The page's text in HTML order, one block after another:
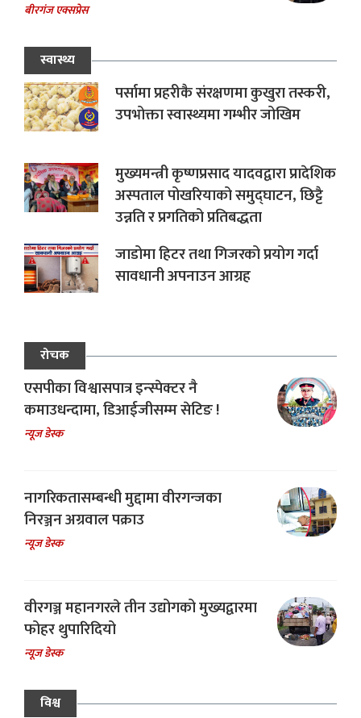
बीरगंज एक्सप्रेस
स्वास्थ्य
पर्सामा प्रहरीकै संरक्षणमा कुखुरा तस्करी,
उपभोक्ता स्वास्थ्यमा गम्भीर जोखिम
मुख्यमन्त्री कृष्णप्रसाद यादवद्वारा प्रादेशिक
अस्पताल पोखरियाको समुद्घाटन, छिट्टै
उन्नति र प्रगतिको प्रतिबद्धता
जाडोमा हिटर तथा गिजरको प्रयोग गर्दा
सावधानी अपनाउन आग्रह
रोचक
एसपीका विश्वासपात्र इन्स्पेक्टर नै
कमाउधन्दामा, डिआईजीसम्म सेटिङ !
न्यूज डेस्क
नागरिकतासम्बन्धी मुद्दामा वीरगन्जका
निरञ्जन अग्रवाल पक्राउ
न्यूज डेस्क
वीरगञ्ज महानगरले तीन उद्योगको मुख्यद्वारमा
फोहर थुपारिदियो
न्यूज डेस्क
विश्व